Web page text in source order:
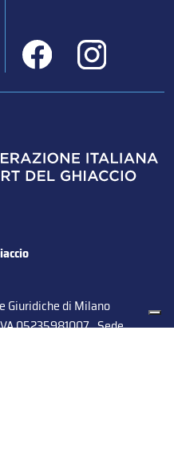
Giuridiche di Milano
05235981007 Sede